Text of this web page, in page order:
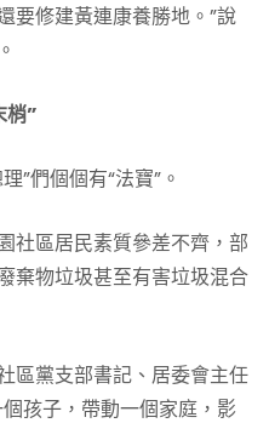
要修建黃連康養勝地。”說
梢”
”們個個有“法寶”。
社區居民素質參差不齊，部
棄物垃圾甚至有害垃圾混合
區黨支部書記、居委會主任
孩子，帶動一個家庭，影